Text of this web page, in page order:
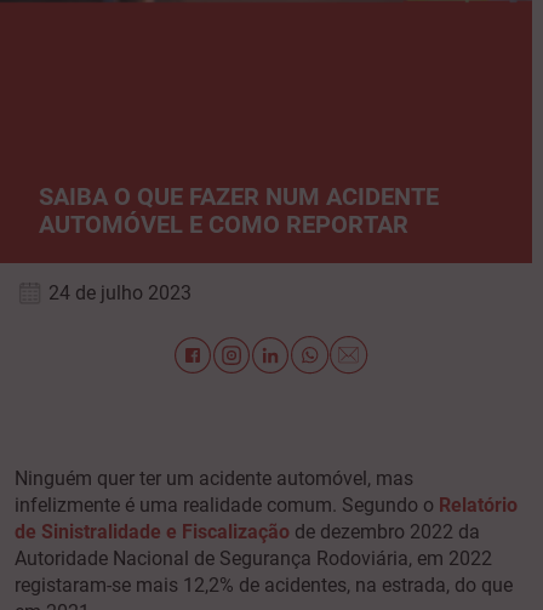
SAIBA O QUE FAZER NUM ACIDENTE
AUTOMÓVEL E COMO REPORTAR
24 de julho 2023
Ninguém quer ter um acidente automóvel, mas
infelizmente é uma realidade comum. Segundo o Relatório
de Sinistralidade e Fiscalização de dezembro 2022 da
Autoridade Nacional de Segurança Rodoviária, em 2022
registaram-se mais 12,2% de acidentes, na estrada, do que